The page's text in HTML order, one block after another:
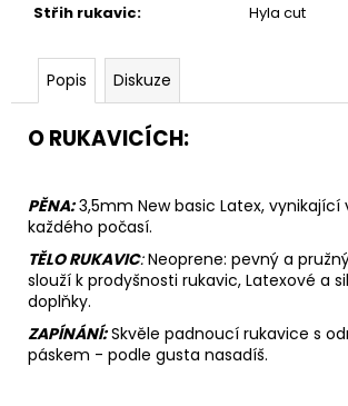
Střih rukavic: Hyla cut
Popis Diskuze
O RUKAVICÍCH:
PĚNA:3,5mm New basic Latex, vynikající
každého počasí.
TĚLO RUKAVIC:Neoprene: pevný a
slouží k prodyšnosti rukavic, Latexové a
doplňky.
ZAPÍNÁNÍ:Skvěle padnoucí rukavice s
páskem - podle gusta nasadíš.